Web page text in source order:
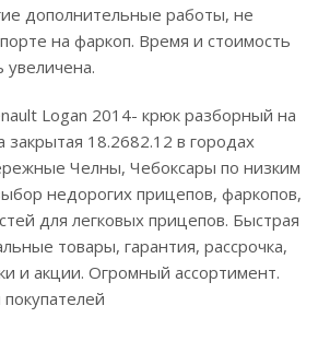
дополнительные работы, не
на фаркоп. Время и стоимость
Logan 2014- крюк разборный на
закрытая 18.2682.12 в городах
Челны, Чебоксары по низким
недорогих прицепов, фаркопов,
для легковых прицепов. Быстрая
товары, гарантия, рассрочка,
и акции. Огромный ассортимент.